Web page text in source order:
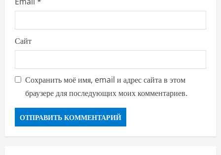
Сайт
Сохранить моё имя, email и адрес сайта в этом
браузере для последующих моих комментариев.